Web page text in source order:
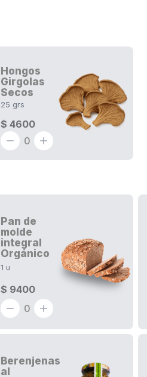
Hongos
Girgolas
Secos
25 grs
$ 4600
0
Pan de
molde
integral
Orgánico
1 u
$ 9400
0
Berenjenas
al